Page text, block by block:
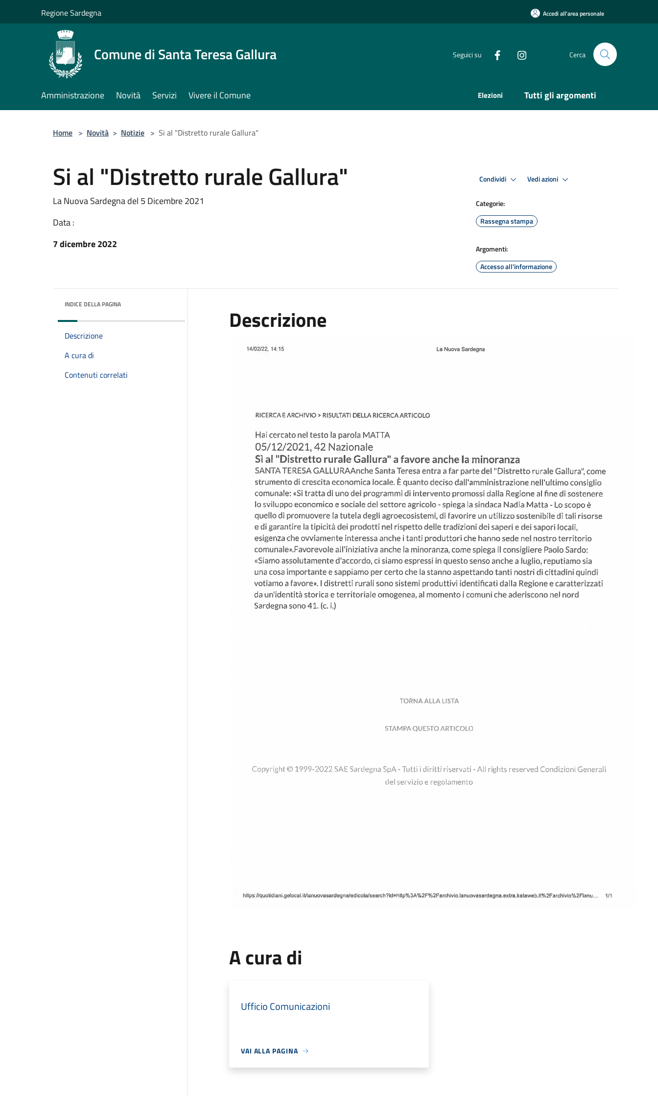
Regione Sardegna Accedi all'area personale
Comune di Santa Teresa Gallura Seguici su Cerca
Amministrazione Novità Servizi Vivere il Comune Elezioni Tutti gli argomenti
Home > Novità > Notizie > Si al "Distretto rurale Gallura"
Si al "Distretto rurale Gallura"
La Nuova Sardegna del 5 Dicembre 2021
Data :
7 dicembre 2022
Condividi Vedi azioni
Categorie:
Rassegna stampa
Argomenti:
Accesso all'informazione
INDICE DELLA PAGINA
Descrizione
A cura di
Contenuti correlati
Descrizione
A cura di
Ufficio Comunicazioni
VAI ALLA PAGINA